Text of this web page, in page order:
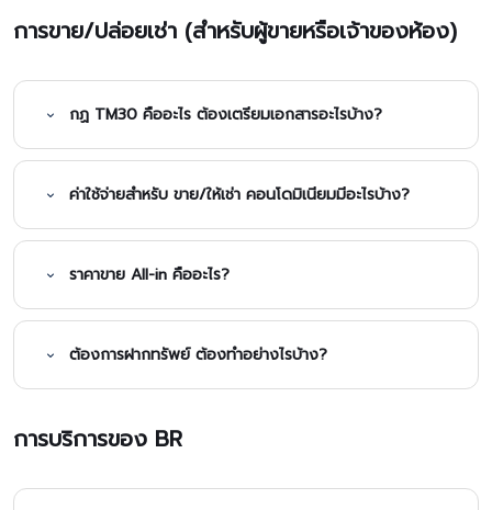
การขาย/ปล่อยเช่า (สำหรับผู้ขายหรือเจ้าของห้อง)
กฏ TM30 คืออะไร ต้องเตรียมเอกสารอะไรบ้าง?
ค่าใช้จ่ายสำหรับ ขาย/ให้เช่า คอนโดมิเนียมมีอะไรบ้าง?
ราคาขาย All-in คืออะไร?
ต้องการฝากทรัพย์ ต้องทำอย่างไรบ้าง?
การบริการของ BR